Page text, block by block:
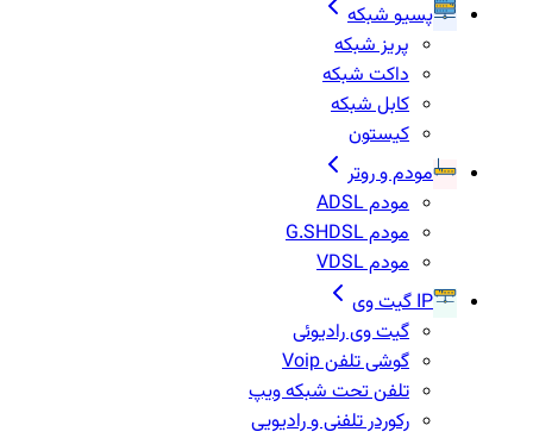
پسیو شبکه
پریز شبکه
داکت شبکه
کابل شبکه
کیستون
مودم و روتر
مودم ADSL
مودم G.SHDSL
مودم VDSL
IP گیت وی
گیت وی رادیوئی
گوشی تلفن Voip
تلفن تحت شبکه ویپ
رکوردر تلفنی و رادیویی